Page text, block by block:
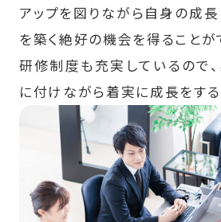
アップを図りながら自身の成長
を築く絶好の機会を得ることが
研修制度も充実しているので
に付けながら着実に成長をする